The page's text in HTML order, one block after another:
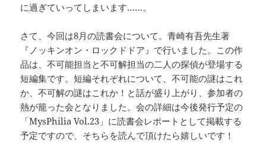
に過ぎていってしまいます……。
さて、今回は8月の読書会について。青崎有吾先生著
『ノッキンオン・ロックドドア』で行いました。この作
品は、不可能担当と不可解担当の二人の探偵が登場する
短編集です。短編それぞれについて、不可能の謎はこれ
か、不可解の謎はこれか！と話が盛り上がり、参加者の
熱が籠った会となりました。会の詳細は今後発行予定の
「MysPhilia Vol.23」に読書会レポートとして掲載する
予定ですので、そちらを読んで頂けたら嬉しいです！